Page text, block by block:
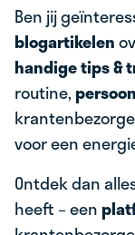
Ben jij
blogartikelen
handige tips &
routine,
voor een
Ontdek dan
heeft – een